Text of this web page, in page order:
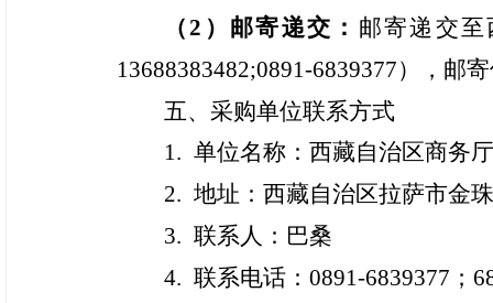
（2）邮寄递交 ： 邮寄递交
13688383482;0891-6839377），邮
五、采购单位联系方式
1. 单位名称：西藏自治区商务厅
2. 地址：西藏自治区拉萨市金
3. 联系人： 巴桑
4. 联系电话：0891-6839377；